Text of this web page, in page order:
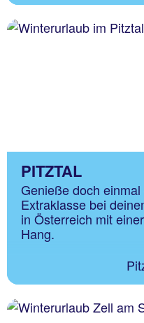
PITZTAL
Genieße doch
Extraklasse bei
in Österreich mit
Hang.